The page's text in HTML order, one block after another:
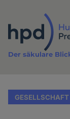
Inhalt
Der säkulare
GESELLSCHAFT